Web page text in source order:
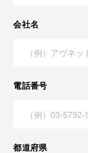
会社名
電話番号
都道府県